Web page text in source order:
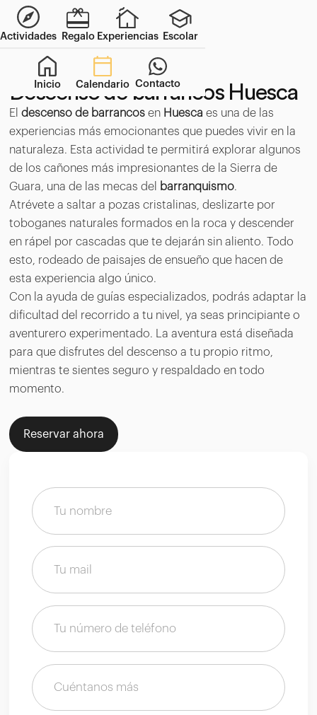
Actividades Regalo Experiencias Escolar
Inicio Calendario Contacto
Descenso de barrancos Huesca
El descenso de barrancos en Huesca es una de las
experiencias más emocionantes que puedes vivir en la
naturaleza. Esta actividad te permitirá explorar algunos
de los cañones más impresionantes de la Sierra de
Guara, una de las mecas del
barranquismo.
Atrévete a saltar a pozas cristalinas, deslizarte por
toboganes naturales formados en la roca y descender
en rápel por cascadas que te dejarán sin aliento. Todo
esto, rodeado de paisajes de ensueño que hacen de
esta experiencia algo único.
Con la ayuda de guías especializados, podrás adaptar la
dificultad del recorrido a tu nivel, ya seas principiante o
aventurero experimentado. La aventura está diseñada
para que disfrutes del descenso a tu propio ritmo,
mientras te sientes seguro y respaldado en todo
momento.
Reservar ahora